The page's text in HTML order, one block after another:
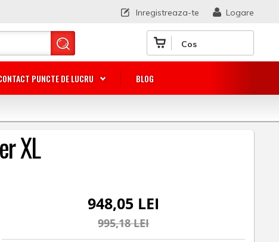
Cos
PUNCTE DE LUCRU BLOG
Logare
Inregistreaza-te
XL
948,05 LEI
995,18 LEI